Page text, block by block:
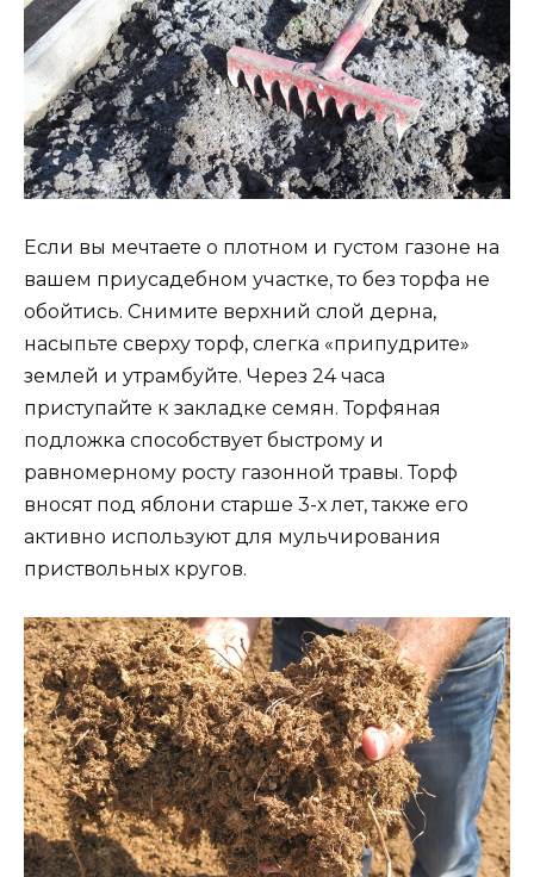
Если вы мечтаете о плотном и густом газоне на
вашем приусадебном участке, то без торфа не
обойтись. Снимите верхний слой дерна,
насыпьте сверху торф, слегка «припудрите»
землей и утрамбуйте. Через 24 часа
приступайте к закладке семян. Торфяная
подложка способствует быстрому и
равномерному росту газонной травы. Торф
вносят под яблони старше 3-х лет, также его
активно используют для мульчирования
приствольных кругов.